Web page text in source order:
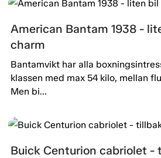
American Bantam 1938 -
charm
Bantamvikt har alla
klassen med max 54 kilo, mellan
Men bi...
Buick Centurion cabriolet -